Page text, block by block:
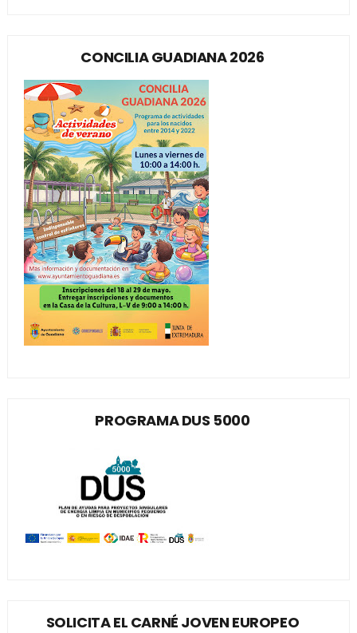
CONCILIA GUADIANA 2026
PROGRAMA DUS 5000
SOLICITA EL CARNÉ JOVEN EUROPEO